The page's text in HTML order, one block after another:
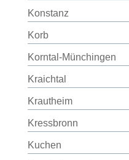
Konstanz
Korb
Korntal-Münchingen
Kraichtal
Krautheim
Kressbronn
Kuchen